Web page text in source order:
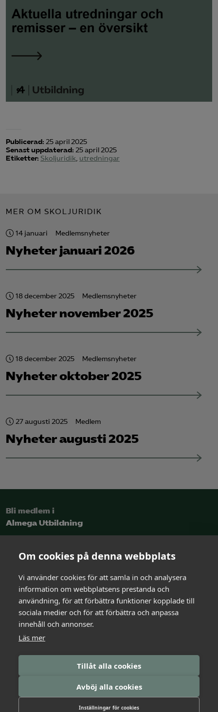
Om cookies på denna webbplats
Vi använder cookies för att samla in och analysera
information om webbplatsens prestanda och
användning, för att förbättra funktioner kopplade till
sociala medier och för att förbättra och anpassa
innehåll och annonser.
Läs mer
Tillåt alla cookies
Avböj alla cookies
Inställningar för cookies
Publicerad: 25 april 2025
Senast uppdaterad: 25 april 2025
Etiketter: Skoljuridik, utredningar
MER OM SKOLJURIDIK
14 januari Medlemsnyheter
Nyheter januari 2026
18 december 2025 Medlemsnyheter
Nyheter november 2025
18 december 2025 Medlemsnyheter
Nyheter oktober 2025
27 augusti 2025 Medlem
Nyheter augusti 2025
Bli medlem i
Almega Utbildning
Kontakt
och rådgivning
Kontakta oss
Logga in i Arbetsgivarguiden